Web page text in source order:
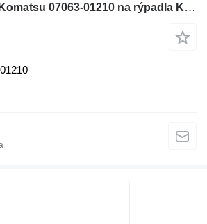
Hydraulický filter Komatsu 07063-01210 na rýpadla Komatsu